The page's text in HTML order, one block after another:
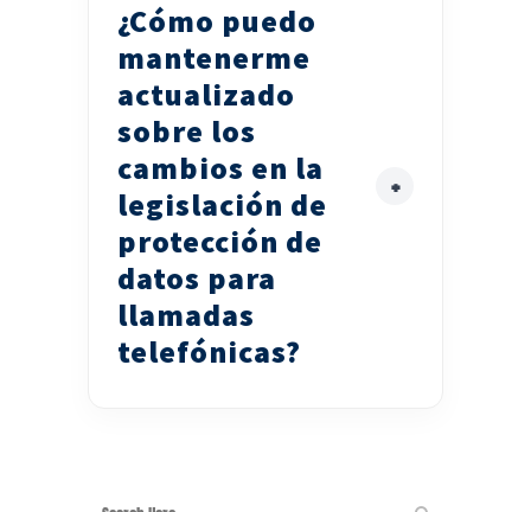
¿Cómo puedo
mantenerme
actualizado
sobre los
cambios en la
legislación de
protección de
datos para
llamadas
telefónicas?